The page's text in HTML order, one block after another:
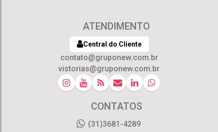
ATENDIMENTO
Central do Cliente
contato@gruponew.com.br
vistorias@gruponew.com.br
CONTATOS
(31)3681-4289